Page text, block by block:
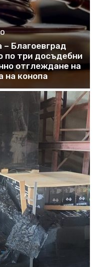
– Благоевград
по три досъдебни
отглеждане на
на конопа